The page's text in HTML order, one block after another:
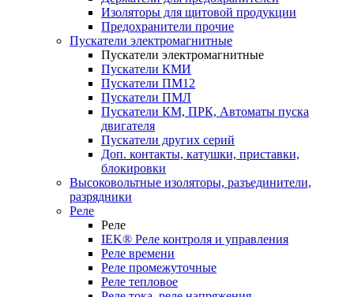
Изоляторы для щитовой продукции
Предохранители прочие
Пускатели электромагнитные
Пускатели электромагнитные
Пускатели КМИ
Пускатели ПМ12
Пускатели ПМЛ
Пускатели КМ, ПРК, Автоматы пуска
двигателя
Пускатели других серий
Доп. контакты, катушки, приставки,
блокировки
Высоковольтные изоляторы, разъединители,
разрядники
Реле
Реле
IEK® Реле контроля и управления
Реле времени
Реле промежуточные
Реле тепловое